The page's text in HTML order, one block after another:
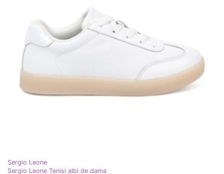
Sergio Leone
Sergio Leone Tenisi albi de dama